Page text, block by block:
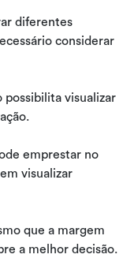
diferentes
considerar
possibilita visualizar
emprestar no
visualizar
que a margem
a melhor decisão.